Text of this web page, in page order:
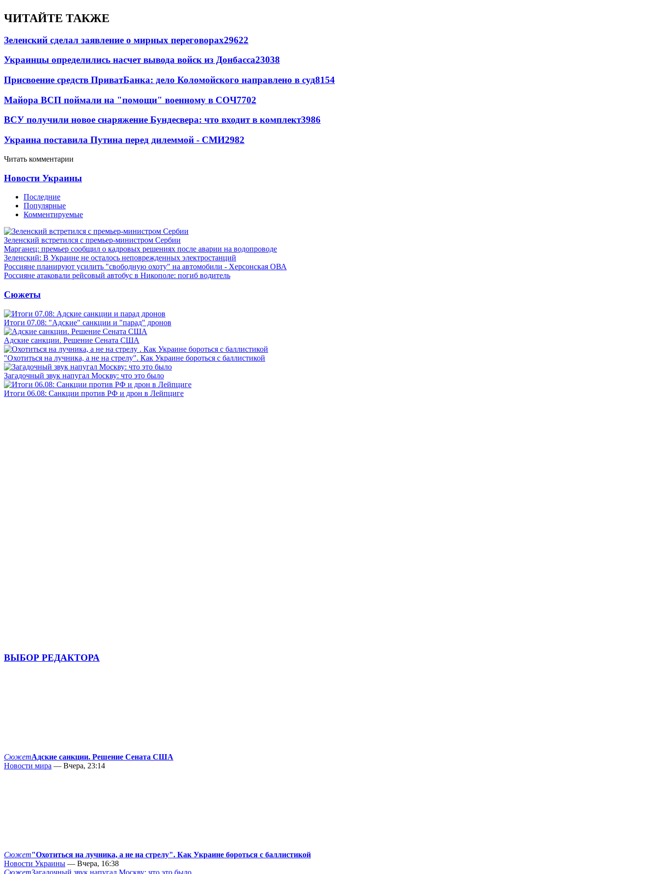
ЧИТАЙТЕ ТАКЖЕ
Зеленский сделал заявление о мирных переговорах29622
Украинцы определились насчет вывода войск из Донбасса23038
Присвоение средств ПриватБанка: дело Коломойского направлено в суд8154
Майора ВСП поймали на "помощи" военному в СОЧ7702
ВСУ получили новое снаряжение Бундесвера: что входит в комплект3986
Украина поставила Путина перед дилеммой - СМИ2982
Читать комментарии
Новости Украины
Последние
Популярные
Комментируемые
Зеленский встретился с премьер-министром Сербии
Марганец: премьер сообщил о кадровых решениях после аварии на водопроводе
Зеленский: В Украине не осталось неповрежденных электростанций
Россияне планируют усилить "свободную охоту" на автомобили - Херсонская ОВА
Россияне атаковали рейсовый автобус в Никополе: погиб водитель
Сюжеты
Итоги 07.08: "Адские" санкции и "парад" дронов
Адские санкции. Решение Сената США
"Охотиться на лучника, а не на стрелу". Как Украине бороться с баллистикой
Загадочный звук напугал Москву: что это было
Итоги 06.08: Санкции против РФ и дрон в Лейпциге
ВЫБОР РЕДАКТОРА
СюжетАдские санкции. Решение Сената США
Новости мира — Вчера, 23:14
Сюжет"Охотиться на лучника, а не на стрелу". Как Украине бороться с баллистикой
Новости Украины — Вчера, 16:38